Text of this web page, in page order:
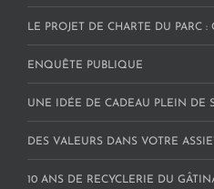
LE PROJET DE CHARTE DU PARC :
ENQUÊTE PUBLIQUE
UNE IDÉE DE CADEAU PLEIN DE
DES VALEURS DANS VOTRE
10 ANS DE RECYCLERIE DU